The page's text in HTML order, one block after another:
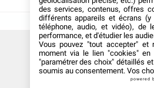
des services, contenus, offres
différents appareils et écrans (y
téléphone, audio, et vidéo), de
performance, et d'étudier les
Vous pouvez "tout accepter" et
moment via le lien "cookies" en
"paramétrer des choix" détaillés
soumis au consentement. Vos
powered